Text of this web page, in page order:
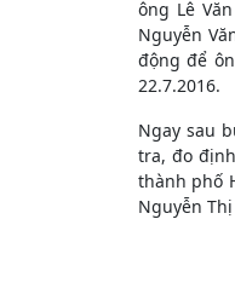
ông Lê
Nguyễn
động để
22.7.2016.
Ngay sau
tra, đo
thành phố
Nguyễn